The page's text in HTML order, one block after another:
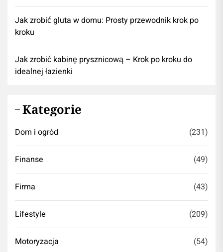
Jak zrobić gluta w domu: Prosty przewodnik krok po
kroku
Jak zrobić kabinę prysznicową – Krok po kroku do
idealnej łazienki
Kategorie
Dom i ogród (231)
Finanse (49)
Firma (43)
Lifestyle (209)
Motoryzacja (54)